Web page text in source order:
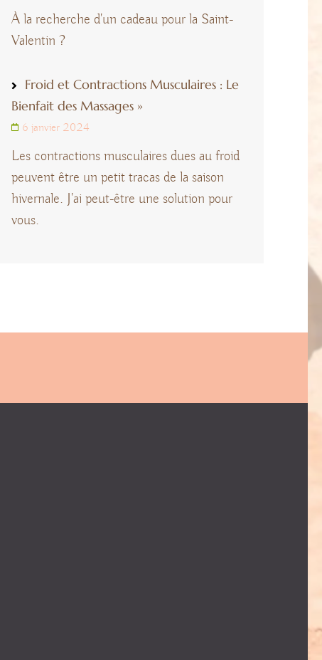
À la recherche d'un cadeau pour la Saint-
Valentin ?
Froid et Contractions Musculaires : Le
Bienfait des Massages »
6 janvier 2024
Les contractions musculaires dues au froid
peuvent être un petit tracas de la saison
hivernale. J'ai peut-être une solution pour
vous.